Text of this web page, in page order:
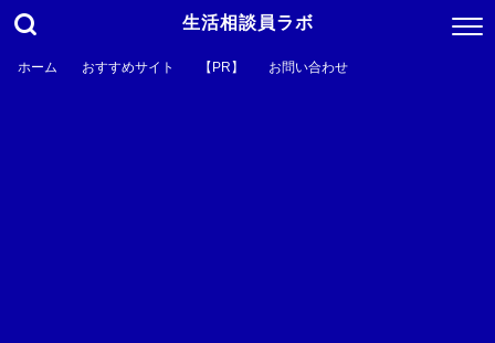
生活相談員ラボ
ホーム おすすめサイト 【PR】 お問い合わせ